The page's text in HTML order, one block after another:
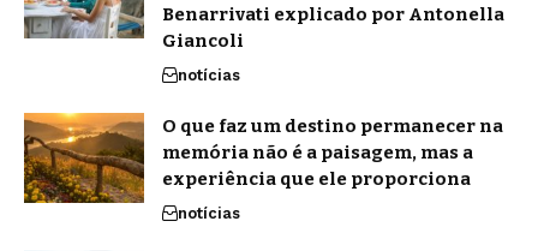
Benarrivati explicado por Antonella
Giancoli
notícias
O que faz um destino permanecer na
memória não é a paisagem, mas a
experiência que ele proporciona
notícias